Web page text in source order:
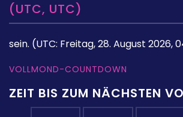
(UTC, UTC)
sein. (UTC: Freitag, 28. August 2026,
VOLLMOND-COUNTDOWN
ZEIT BIS ZUM NÄCHSTEN